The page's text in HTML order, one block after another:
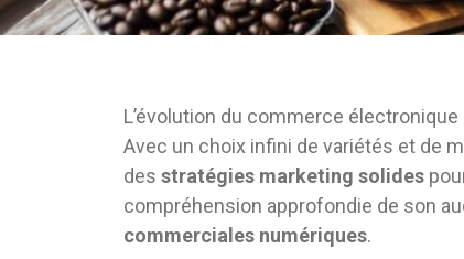
L’évolution du commerce
Avec un choix infini de variétés et de
des stratégies marketing solides
compréhension approfondie de son
commerciales numériques.